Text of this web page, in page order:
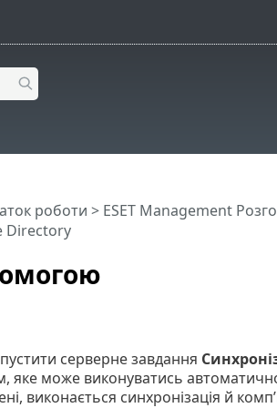
роботи > ESET Management
Directory
серверне завдання
може виконуватись автоматично
виконається синхронізація й